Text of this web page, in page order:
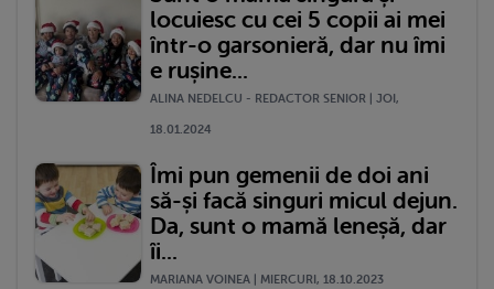
locuiesc cu cei 5 copii ai mei
într-o garsonieră, dar nu îmi
e rușine...
ALINA NEDELCU - REDACTOR SENIOR | JOI,
18.01.2024
Îmi pun gemenii de doi ani
să-și facă singuri micul dejun.
Da, sunt o mamă leneșă, dar
îi...
MARIANA VOINEA | MIERCURI, 18.10.2023